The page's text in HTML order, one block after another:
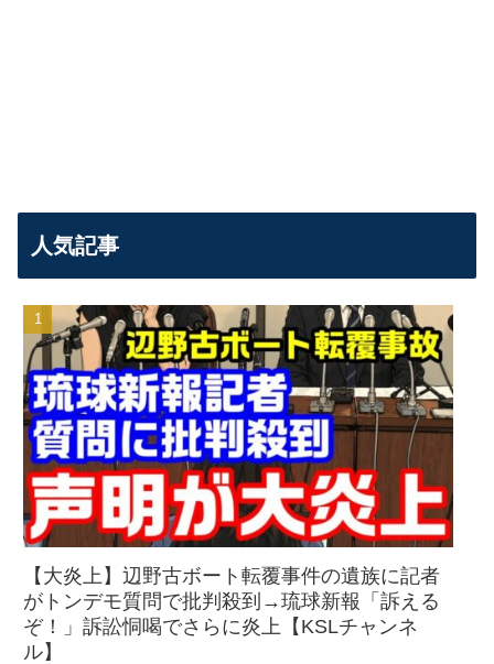
人気記事
【大炎上】辺野古ボート転覆事件の遺族に記者
がトンデモ質問で批判殺到→琉球新報「訴える
ぞ！」訴訟恫喝でさらに炎上【KSLチャンネ
ル】